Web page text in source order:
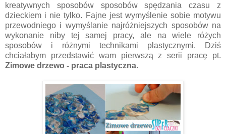
kreatywnych sposobów sposobów spędzania czasu z
dzieckiem i nie tylko. Fajne jest wymyślenie sobie motywu
przewodniego i wymyślanie najróżniejszych sposobów na
wykonanie niby tej samej pracy, ale na wiele różych
sposobów i różnymi technikami plastycznymi. Dziś
chciałabym przedstawić wam pierwszą z serii pracę pt.
Zimowe drzewo - praca plastyczna.